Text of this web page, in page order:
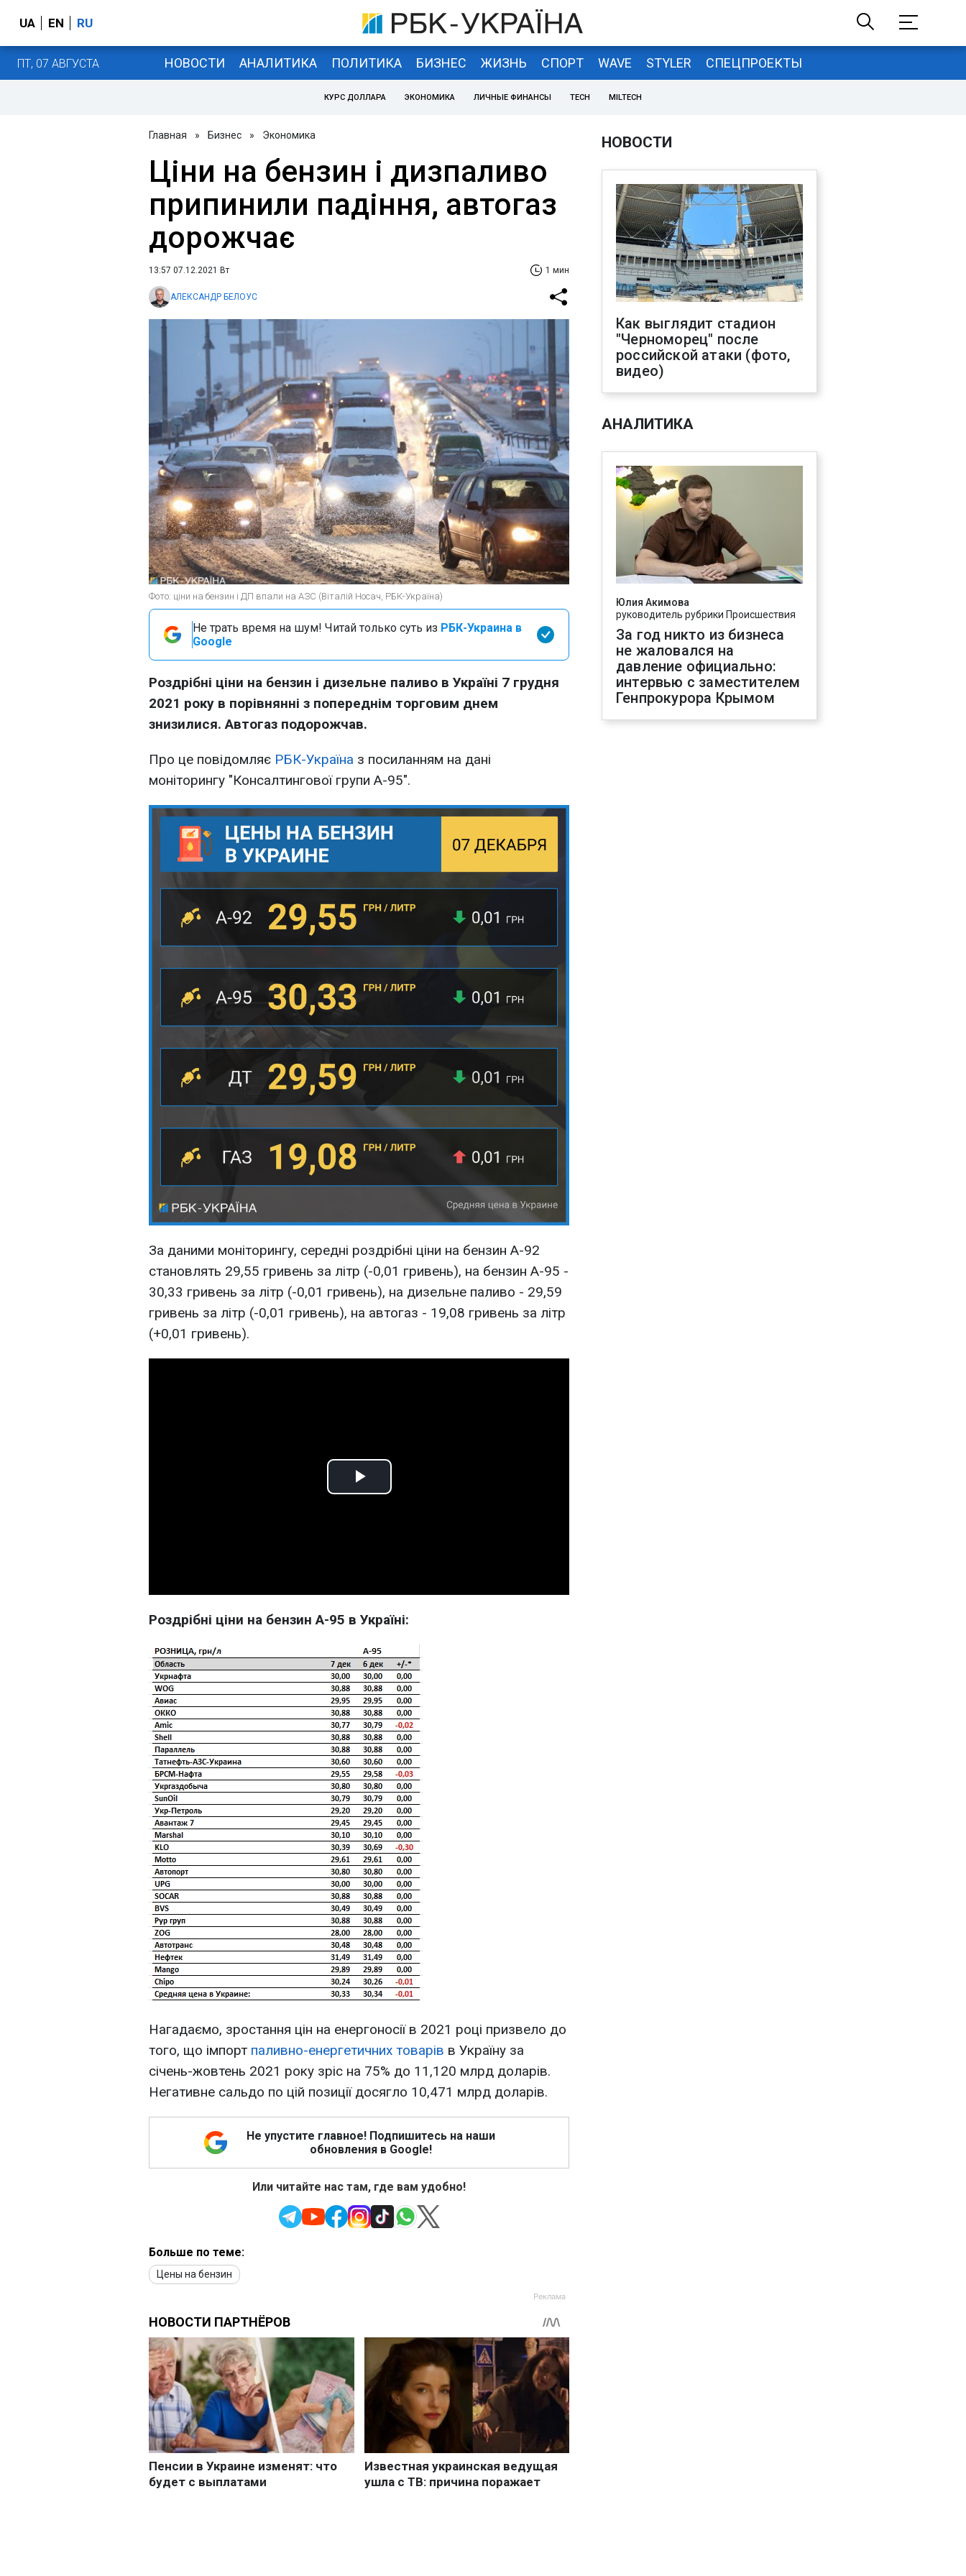
UA EN RU
ПТ, 07 АВГУСТА НОВОСТИ АНАЛИТИКА ПОЛИТИКА БИЗНЕС ЖИЗНЬ СПОРТ WAVE STYLER СПЕЦПРОЕКТЫ
КУРС ДОЛЛАРА ЭКОНОМИКА ЛИЧНЫЕ ФИНАНСЫ TECH MILTECH
Главная » Бизнес » Экономика
Ціни на бензин і дизпаливо
припинили падіння, автогаз
дорожчає
13:57 07.12.2021 Вт 1 мин
АЛЕКСАНДР БЕЛОУС
Фото: ціни на бензин і ДП впали на АЗС (Віталій Носач, РБК-Україна)
Не трать время на шум! Читай только суть из РБК-Украина в
Google
Роздрібні ціни на бензин і дизельне паливо в Україні 7 грудня
2021 року в порівнянні з попереднім торговим днем
знизилися. Автогаз подорожчав.
Про це повідомляє РБК-Україна з посиланням на дані
моніторингу "Консалтингової групи А-95".
За даними моніторингу, середні роздрібні ціни на бензин А-92
становлять 29,55 гривень за літр (-0,01 гривень), на бензин А-95 -
30,33 гривень за літр (-0,01 гривень), на дизельне паливо - 29,59
гривень за літр (-0,01 гривень), на автогаз - 19,08 гривень за літр
(+0,01 гривень).
Play
Роздрібні ціни на бензин А-95 в Україні:
Нагадаємо, зростання цін на енергоносії в 2021 році призвело до
того, що імпорт паливно-енергетичних товарів в Україну за
січень-жовтень 2021 року зріс на 75% до 11,120 млрд доларів.
Негативне сальдо по цій позиції досягло 10,471 млрд доларів.
Не упустите главное! Подпишитесь на наши
обновления в Google!
Или читайте нас там, где вам удобно!
Больше по теме:
Цены на бензин
НОВОСТИ
Как выглядит стадион
"Черноморец" после
российской атаки (фото,
видео)
АНАЛИТИКА
Юлия Акимова
руководитель рубрики Происшествия
За год никто из бизнеса
не жаловался на
давление официально:
интервью с заместителем
Генпрокурора Крымом